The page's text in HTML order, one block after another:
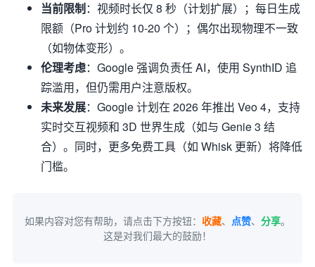
当前限制：视频时长仅 8 秒（计划扩展）；每日生成
限额（Pro 计划约 10-20 个）；偶尔出现物理不一致
（如物体变形）。
伦理考虑：Google 强调负责任 AI，使用 SynthID 追
踪滥用，但仍需用户注意版权。
未来发展：Google 计划在 2026 年推出 Veo 4，支持
实时交互视频和 3D 世界生成（如与 Genie 3 结
合）。同时，更多免费工具（如 Whisk 更新）将降低
门槛。
如果内容对您有帮助，请点击下方按钮： 收藏、 点赞、 分享。
这是对我们最大的鼓励！